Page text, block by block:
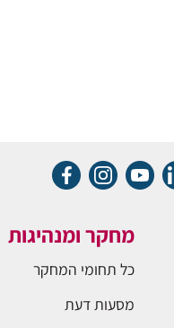
מחקר ומנהיגות
כל תחומי המחקר
מסעות דעת